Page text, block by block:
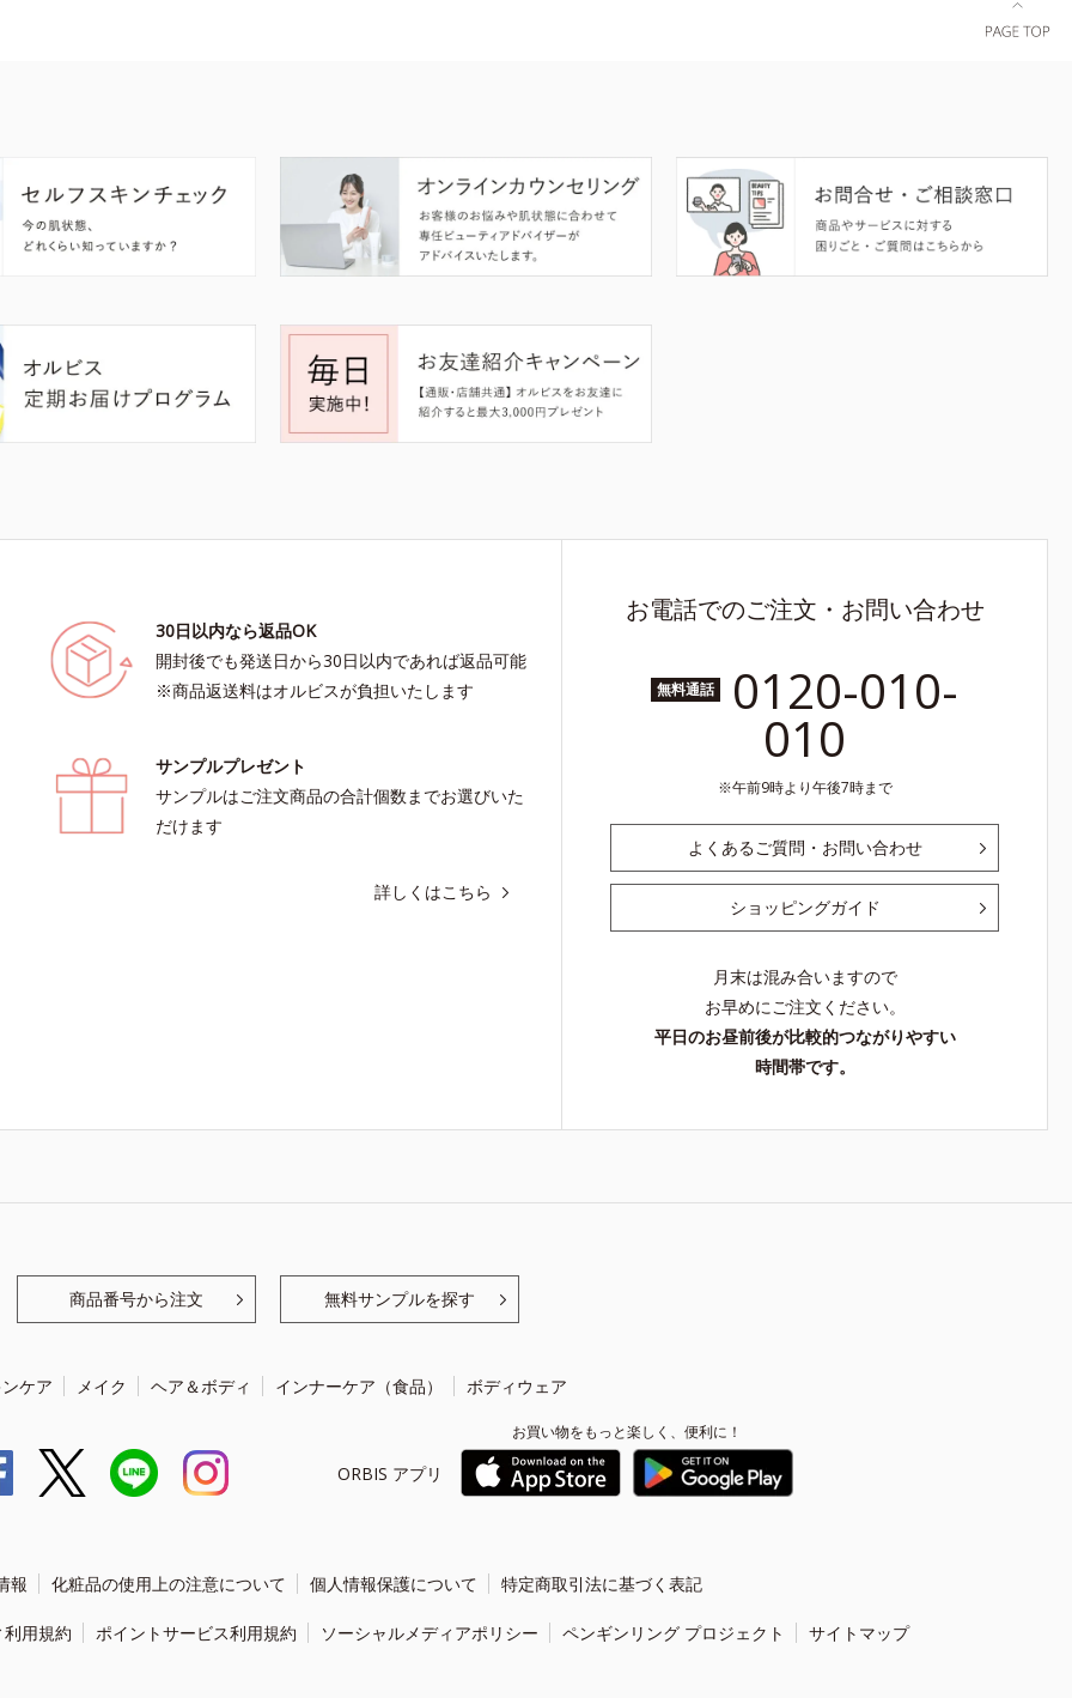
30日以内なら返品OK
開封後でも発送日から30日以内であれば返品可能
※商品返送料はオルビスが負担いたします
サンプルプレゼント
サンプルはご注文商品の合計個数までお選びいた
だけます
詳しくはこちら
お電話でのご注文・お問い合わせ
無料通話 0120-010-
010
午前9時より午後7時まで
よくあるご質問・お問い合わせ
ショッピングガイド
月末は混み合いますので
お早めにご注文ください。
平日のお昼前後が比較的つながりやすい
時間帯です。
商品番号から注文 無料サンプルを探す
ケア メイク ヘア＆ボディ インナーケア（食品） ボディウェア
ORBIS アプリ
お買い物をもっと楽しく、便利に！
報 化粧品の使用上の注意について 個人情報保護について 特定商取引法に基づく表記
用規約 ポイントサービス利用規約 ソーシャルメディアポリシー ペンギンリング プロジェクト サイトマップ